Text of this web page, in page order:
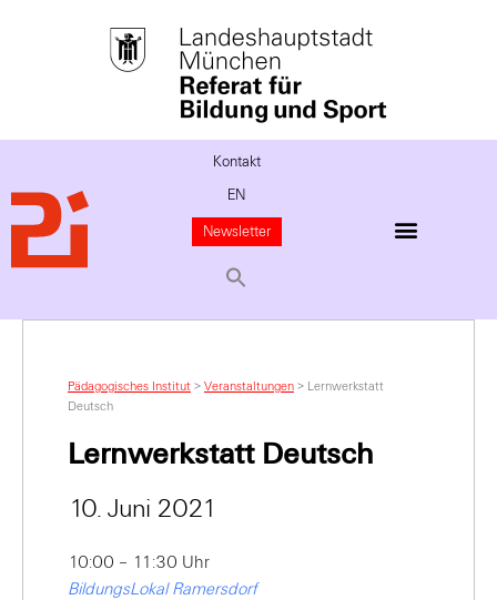
Kontakt
EN
Newsletter
Pädagogisches Institut > Veranstaltungen > Lernwerkstatt
Deutsch
Lernwerkstatt Deutsch
10. Juni 2021
10:00 – 11:30 Uhr
BildungsLokal Ramersdorf